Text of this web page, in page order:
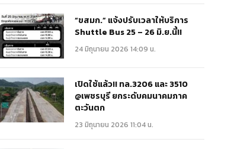
“ขสมก.” แจ้งปรับเวลาให้บริการ
Shuttle Bus 25 – 26 มิ.ย.นี้!!
24 มิถุนายน 2026 14:09 น.
เปิดใช้แล้ว!! ทล.3206 และ 3510
@เพชรบุรี ยกระดับคมนาคมภาค
ตะวันตก
23 มิถุนายน 2026 11:04 น.